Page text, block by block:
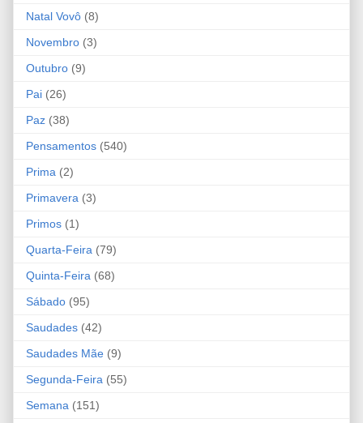
Natal Vovô (8)
Novembro (3)
Outubro (9)
Pai (26)
Paz (38)
Pensamentos (540)
Prima (2)
Primavera (3)
Primos (1)
Quarta-Feira (79)
Quinta-Feira (68)
Sábado (95)
Saudades (42)
Saudades Mãe (9)
Segunda-Feira (55)
Semana (151)